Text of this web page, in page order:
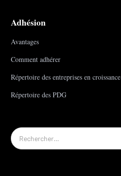
Adhésion
Avantages
Comment adhérer
Répertoire des entreprises en croissance
Répertoire des PDG